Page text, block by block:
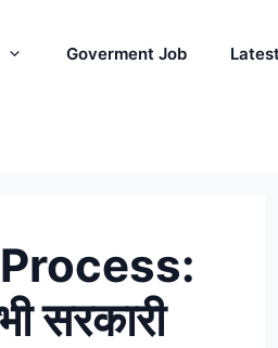
Goverment Job
सरकारी